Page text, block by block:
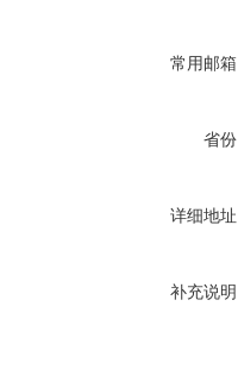
常用邮
省
详细地
补充说